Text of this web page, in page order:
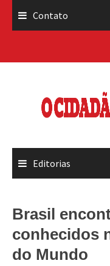
Contato
Editorias
Brasil
conhecidos
do Mundo